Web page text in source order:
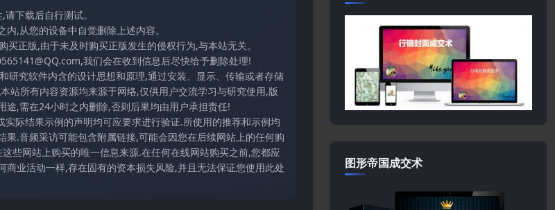
下载后自行测试。
,从您的设备中自觉删除上述内容。
正版,由于未及时购买正版发生的侵权行为,与本站无关。
我们会在收到信息后尽快给予删除处理!
研究软件内含的设计思想和原理,通过安装、显示、传输或者存储
站所有内容资源均来源于网络,仅供用户交流学习与研究使用,版
,需在24小时之内删除,否则后果均由用户承担责任!
际结果示例的声明均可应要求进行验证.所使用的推荐和示例均
.音频采访可能包含附属链接,可能会因您在后续网站上的任何购
些网站上购买的唯一信息来源.在任何在线网站购买之前,您都应
业活动一样,存在固有的资本损失风险,并且无法保证您使用此处
图形帝国成交术